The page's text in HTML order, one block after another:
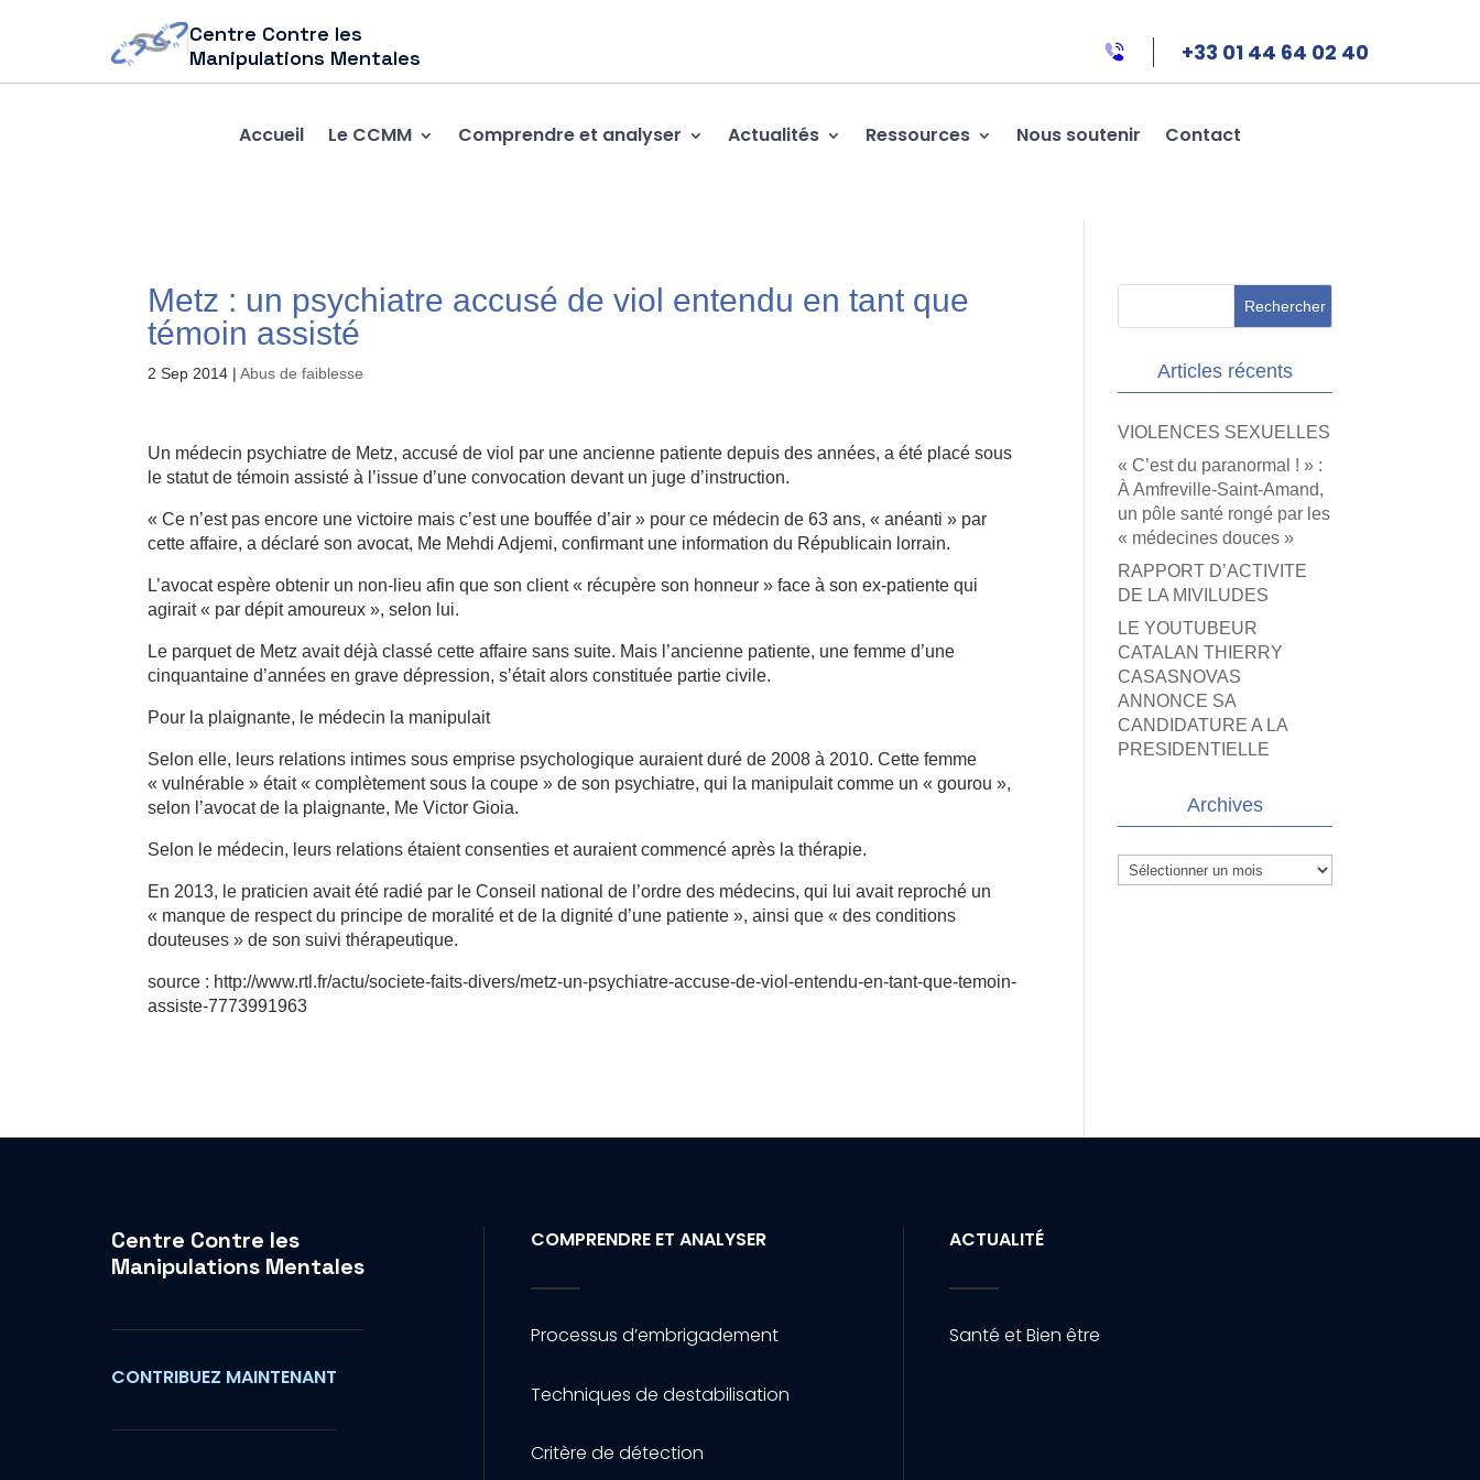
Centre Contre les
Manipulations Mentales
+33 01 44 64 02 40
Accueil Le CCMM Comprendre et analyser Actualités Ressources Nous soutenir Contact
Metz : un psychiatre accusé de viol entendu en tant que
témoin assisté
2 Sep 2014 |Abus de faiblesse
Un médecin psychiatre de Metz, accusé de viol par une ancienne patiente depuis des années, a été placé sous
le statut de témoin assisté à l’issue d’une convocation devant un juge d’instruction.
« Ce n’est pas encore une victoire mais c’est une bouffée d’air » pour ce médecin de 63 ans, « anéanti » par
cette affaire, a déclaré son avocat, Me Mehdi Adjemi, confirmant une information du Républicain lorrain.
L’avocat espère obtenir un non-lieu afin que son client « récupère son honneur » face à son ex-patiente qui
agirait « par dépit amoureux », selon lui.
Le parquet de Metz avait déjà classé cette affaire sans suite. Mais l’ancienne patiente, une femme d’une
cinquantaine d’années en grave dépression, s’était alors constituée partie civile.
Pour la plaignante, le médecin la manipulait
Selon elle, leurs relations intimes sous emprise psychologique auraient duré de 2008 à 2010. Cette femme
« vulnérable » était « complètement sous la coupe » de son psychiatre, qui la manipulait comme un « gourou »,
selon l’avocat de la plaignante, Me Victor Gioia.
Selon le médecin, leurs relations étaient consenties et auraient commencé après la thérapie.
En 2013, le praticien avait été radié par le Conseil national de l’ordre des médecins, qui lui avait reproché un
« manque de respect du principe de moralité et de la dignité d’une patiente », ainsi que « des conditions
douteuses » de son suivi thérapeutique.
source : http://www.rtl.fr/actu/societe-faits-divers/metz-un-psychiatre-accuse-de-viol-entendu-en-tant-que-temoin-
assiste-7773991963
Articles récents
VIOLENCES SEXUELLES
« C’est du paranormal ! » :
À Amfreville-Saint-Amand,
un pôle santé rongé par les
« médecines douces »
RAPPORT D’ACTIVITE
DE LA MIVILUDES
LE YOUTUBEUR
CATALAN THIERRY
CASASNOVAS
ANNONCE SA
CANDIDATURE A LA
PRESIDENTIELLE
Archives
Archives
Centre Contre les
Manipulations Mentales
CONTRIBUEZ MAINTENANT
COMPRENDRE ET ANALYSER
Processus d’embrigadement
Techniques de destabilisation
Critère de détection
ACTUALITÉ
Santé et Bien être